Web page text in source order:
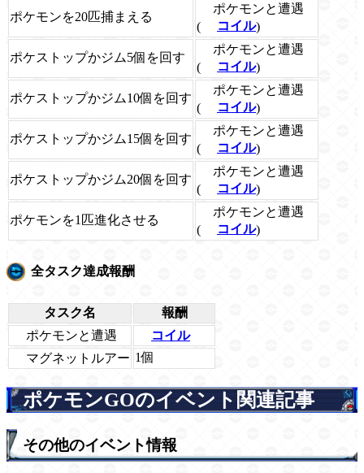
ポケモンを20匹捕まえる
ポケモンと遭遇
(
コイル)
ポケストップかジム5個を回す
ポケモンと遭遇
(
コイル)
ポケストップかジム10個を回す
ポケモンと遭遇
(
コイル)
ポケストップかジム15個を回す
ポケモンと遭遇
(
コイル)
ポケストップかジム20個を回す
ポケモンと遭遇
(
コイル)
ポケモンを1匹進化させる
ポケモンと遭遇
(
コイル)
全タスク達成報酬
タスク名
報酬
ポケモンと遭遇
コイル
マグネットルアー 1個
ポケモンGOのイベント関連記事
その他のイベント情報